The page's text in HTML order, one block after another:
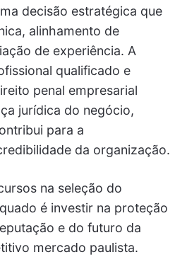
decisão estratégica que
alinhamento de
de experiência. A
qualificado e
penal empresarial
jurídica do negócio,
para a
da organização.
na seleção do
é investir na proteção
e do futuro da
mercado paulista.